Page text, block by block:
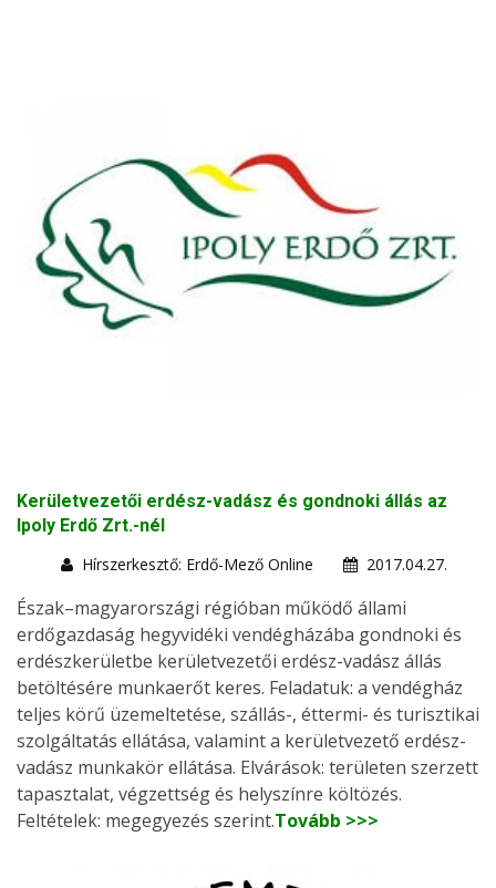
Kerületvezetői erdész-vadász és gondnoki állás az
Ipoly Erdő Zrt.-nél
Hírszerkesztő: Erdő-Mező Online
2017.04.27.
Észak–magyarországi régióban működő állami
erdőgazdaság hegyvidéki vendégházába gondnoki és
erdészkerületbe kerületvezetői erdész-vadász állás
betöltésére munkaerőt keres. Feladatuk: a vendégház
teljes körű üzemeltetése, szállás-, éttermi- és turisztikai
szolgáltatás ellátása, valamint a kerületvezető erdész-
vadász munkakör ellátása. Elvárások: területen szerzett
tapasztalat, végzettség és helyszínre költözés.
Feltételek: megegyezés szerint.Tovább >>>